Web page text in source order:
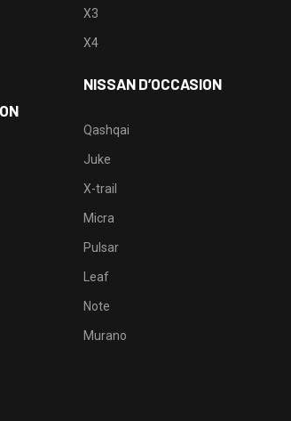
X3
X4
NISSAN D’OCCASION
Qashqai
Juke
X-trail
Micra
Pulsar
Leaf
Note
Murano